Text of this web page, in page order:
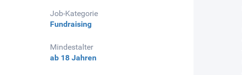
Job-Kategorie
Fundraising
Mindestalter
ab 18 Jahren